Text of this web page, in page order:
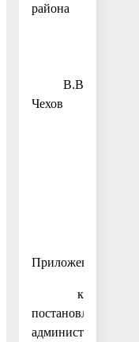
района
В.В
Чехов
Приложение
к
постановлению
администрации